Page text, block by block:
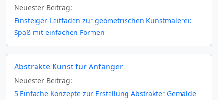
Neuester Beitrag:
Einsteiger-Leitfaden zur geometrischen Kunstmalerei:
Spaß mit einfachen Formen
Abstrakte Kunst für Anfänger
Neuester Beitrag:
5 Einfache Konzepte zur Erstellung Abstrakter Gemälde